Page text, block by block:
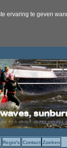
ervaring te geven
Regio's Contact Zoeken